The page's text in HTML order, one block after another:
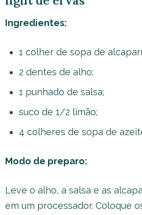
Ingredientes:
1 colher de sopa de
2 dentes de alho;
1 punhado de salsa;
suco de 1/2 limão;
4 colheres de sopa de
Modo de preparo:
Leve o alho, a salsa e as
em um processador. Coloque